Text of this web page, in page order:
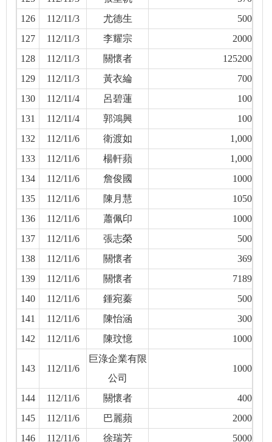
126
112/11/3 尤德生
500
127
112/11/3 李耀宗
2000
128
112/11/3 關懷者
125200
129
112/11/3 黃衣綸
700
130
112/11/4 呂碧蓮
100
131
112/11/4 郭鴻興
100
132
112/11/6 衛渡如
1,000
133
112/11/6 楊軒蘋
1,000
134
112/11/6 詹俊國
1000
135
112/11/6 陳月慧
1050
136
112/11/6 蕭佩印
1000
137
112/11/6 張志榮
500
138
112/11/6 關懷者
369
139
112/11/6 關懷者
7189
140
112/11/6 鍾宛蓁
500
141
112/11/6 陳怡涵
300
142
112/11/6 陳玟憶 1000
143 112/11/6
巨淥企業有限
公司
1000
144 112/11/6 關懷者
400
145
112/11/6 巴麗蘋
2000
146
112/11/6 徐瑞芳
5000